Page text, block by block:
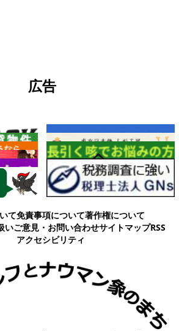
広告
て免責事項について著作権について
いご意見・お問い合わせサイトマップRSS
アクセシビリティ